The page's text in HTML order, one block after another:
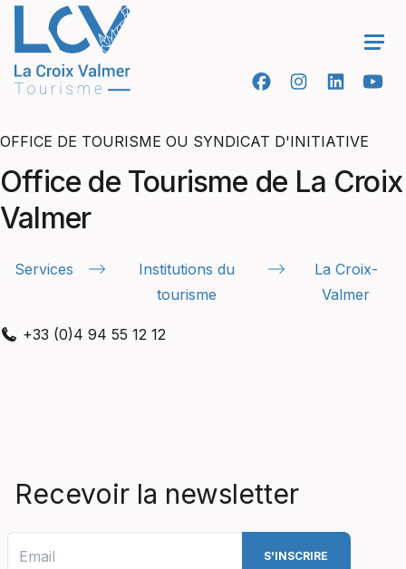
OFFICE DE TOURISME OU SYNDICAT D'INITIATIVE
Office de Tourisme de La Croix
Valmer
Services
Institutions du
tourisme
La Croix-
Valmer
+33 (0)4 94 55 12 12
Recevoir la newsletter